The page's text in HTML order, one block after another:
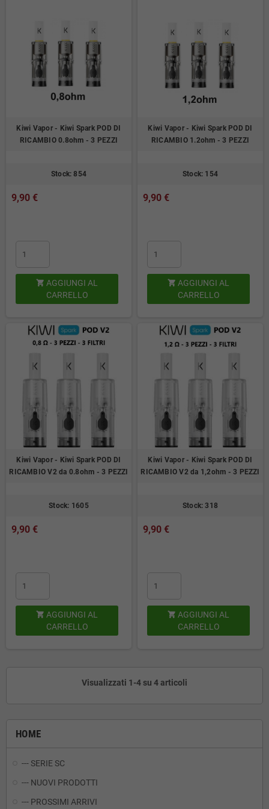
HOME
--- SERIE SC
--- NUOVI PRODOTTI
--- PROSSIMI ARRIVI
Kiwi Vapor - Kiwi Spark POD DI
RICAMBIO 0.8ohm - 3 PEZZI
Stock: 854
9,90 €
 AGGIUNGI AL
CARRELLO
Kiwi Vapor - Kiwi Spark POD DI
RICAMBIO 1.2ohm - 3 PEZZI
Stock: 154
9,90 €
 AGGIUNGI AL
CARRELLO
Kiwi Vapor - Kiwi Spark POD DI
RICAMBIO V2 da 0.8ohm - 3 PEZZI
Stock: 1605
9,90 €
 AGGIUNGI AL
CARRELLO
Kiwi Vapor - Kiwi Spark POD DI
RICAMBIO V2 da 1,2ohm - 3 PEZZI
Stock: 318
9,90 €
 AGGIUNGI AL
CARRELLO
Visualizzati 1-4 su 4 articoli